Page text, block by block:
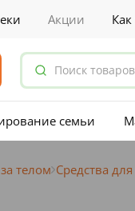
Акции Как
семьи
телом Средства